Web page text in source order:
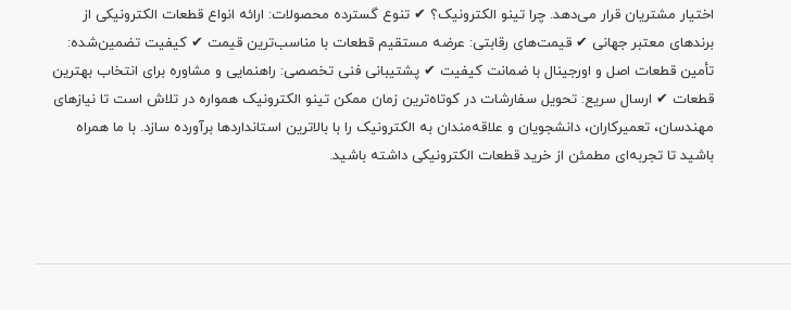
اختیار مشتریان قرار می‌دهد. چرا تینو الکترونیک؟ ✔ تنوع گسترده محصولات: ارائه انواع قطعات الکترونیکی از
برندهای معتبر جهانی ✔ قیمت‌های رقابتی: عرضه مستقیم قطعات با مناسب‌ترین قیمت ✔ کیفیت تضمین‌شده:
تأمین قطعات اصل و اورجینال با ضمانت کیفیت ✔ پشتیبانی فنی تخصصی: راهنمایی و مشاوره برای انتخاب بهترین
قطعات ✔ ارسال سریع: تحویل سفارشات در کوتاه‌ترین زمان ممکن تینو الکترونیک همواره در تلاش است تا نیازهای
مهندسان، تعمیرکاران، دانشجویان و علاقه‌مندان به الکترونیک را با بالاترین استانداردها برآورده سازد. با ما همراه
باشید تا تجربه‌ای مطمئن از خرید قطعات الکترونیکی داشته باشید.